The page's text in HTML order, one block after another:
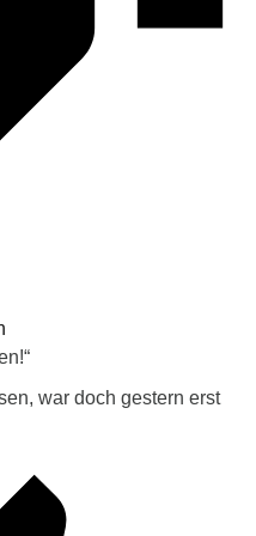
war doch gestern erst